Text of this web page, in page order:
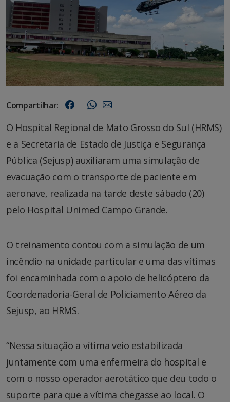
Compartilhar:
O Hospital Regional de Mato Grosso do Sul (HRMS)
e a Secretaria de Estado de Justiça e Segurança
Pública (Sejusp) auxiliaram uma simulação de
evacuação com o transporte de paciente em
aeronave, realizada na tarde deste sábado (20)
pelo Hospital Unimed Campo Grande.
O treinamento contou com a simulação de um
incêndio na unidade particular e uma das vítimas
foi encaminhada com o apoio de helicóptero da
Coordenadoria-Geral de Policiamento Aéreo da
Sejusp, ao HRMS.
“Nessa situação a vítima veio estabilizada
juntamente com uma enfermeira do hospital e
com o nosso operador aerotático que deu todo o
suporte para que a vítima chegasse ao local. O